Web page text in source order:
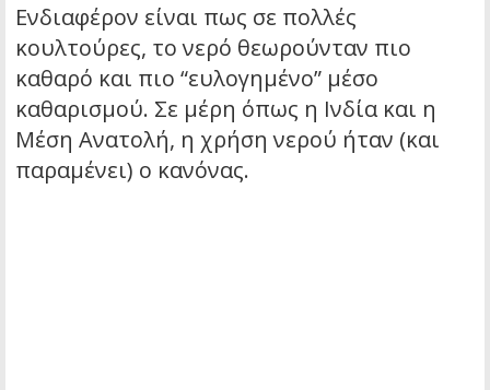
Ενδιαφέρον είναι πως σε πολλές
κουλτούρες, το νερό θεωρούνταν πιο
καθαρό και πιο “ευλογημένο” μέσο
καθαρισμού. Σε μέρη όπως η Ινδία και η
Μέση Ανατολή, η χρήση νερού ήταν (και
παραμένει) ο κανόνας.